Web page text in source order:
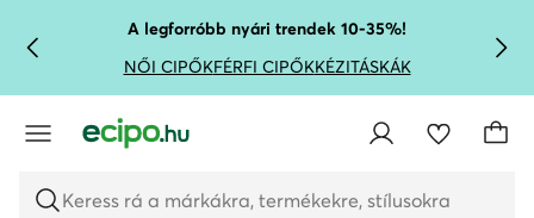
UGRÁS A FŐ TARTALOMRA
UGRÁS A KERESÉSHEZA legforróbb nyári trendek 10-35%!
NŐI CIPŐKFÉRFI CIPŐKKÉZITÁSKÁK
Keress rá a márkákra, termékekre, stílusokra